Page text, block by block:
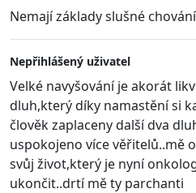
Nemají základy slušné
Nepřihlášený uživatel
Velké navyšování je akorát
dluh,který díky namastění si
člověk zaplaceny další dva
uspokojeno více věřitelů..mě
svůj život,který je nyní
ukončit..drtí mě ty parchanti